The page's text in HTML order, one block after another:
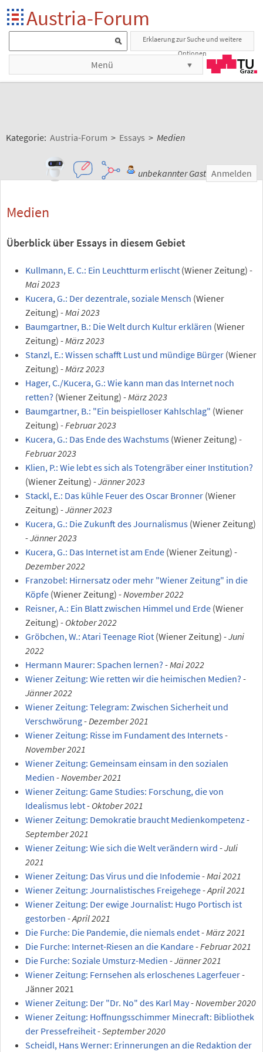
Austria-Forum
Erklaerung zur Suche und weitere
Optionen
Menü
Kategorie: Austria-Forum > Essays > Medien
unbekannter Gast Anmelden
Medien
Überblick über Essays in diesem Gebiet
Kullmann, E. C.: Ein Leuchtturm erlischt (Wiener Zeitung) -
Mai 2023
Kucera, G.: Der dezentrale, soziale Mensch (Wiener
Zeitung) -Mai 2023
Baumgartner, B.: Die Welt durch Kultur erklären (Wiener
Zeitung) -März 2023
Stanzl, E.: Wissen schafft Lust und mündige Bürger (Wiener
Zeitung) -März 2023
Hager, C./Kucera, G.: Wie kann man das Internet noch
retten? (Wiener Zeitung) -März 2023
Baumgartner, B.: "Ein beispielloser Kahlschlag" (Wiener
Zeitung) -Februar 2023
Kucera, G.: Das Ende des Wachstums (Wiener Zeitung) -
Februar 2023
Klien, P.: Wie lebt es sich als Totengräber einer Institution?
(Wiener Zeitung) -Jänner 2023
Stackl, E.: Das kühle Feuer des Oscar Bronner (Wiener
Zeitung) -Jänner 2023
Kucera, G.: Die Zukunft des Journalismus (Wiener Zeitung)
-Jänner 2023
Kucera, G.: Das Internet ist am Ende (Wiener Zeitung) -
Dezember 2022
Franzobel: Hirnersatz oder mehr "Wiener Zeitung" in die
Köpfe (Wiener Zeitung) -November 2022
Reisner, A.: Ein Blatt zwischen Himmel und Erde (Wiener
Zeitung) - Oktober 2022
Gröbchen, W.: Atari Teenage Riot (Wiener Zeitung) -Juni
2022
Hermann Maurer: Spachen lernen? -Mai 2022
Wiener Zeitung: Wie retten wir die heimischen Medien? -
Jänner 2022
Wiener Zeitung: Telegram: Zwischen Sicherheit und
Verschwörung-Dezember 2021
Wiener Zeitung: Risse im Fundament des Internets-
November 2021
Wiener Zeitung: Gemeinsam einsam in den sozialen
Medien -November 2021
Wiener Zeitung: Game Studies: Forschung, die von
Idealismus lebt- Oktober 2021
Wiener Zeitung: Demokratie braucht Medienkompetenz-
September 2021
Wiener Zeitung: Wie sich die Welt verändern wird -Juli
2021
Wiener Zeitung: Das Virus und die Infodemie-Mai 2021
Wiener Zeitung: Journalistisches Freigehege-April 2021
Wiener Zeitung: Der ewige Journalist: Hugo Portisch ist
gestorben -April 2021
Die Furche: Die Pandemie, die niemals endet-März 2021
Die Furche: Internet-Riesen an die Kandare-Februar 2021
Die Furche: Soziale Umsturz-Medien -Jänner 2021
Wiener Zeitung: Fernsehen als erloschenes Lagerfeuer-
Jänner 2021
Wiener Zeitung: Der "Dr. No" des Karl May-November 2020
Wiener Zeitung: Hoffnungsschimmer Minecraft: Bibliothek
der Pressefreiheit-September 2020
Scheidl, Hans Werner: Erinnerungen an die Redaktion der